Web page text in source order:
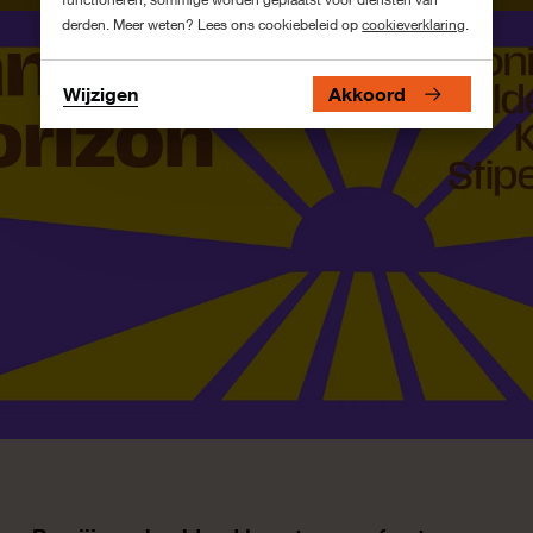
derden. Meer weten? Lees ons cookiebeleid opcookieverklaring.
Wijzigen Akkoord